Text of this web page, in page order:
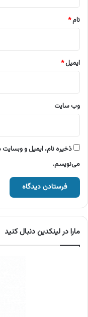
نام*
ایمیل*
وب‌ سایت
ذخیره نام، ایمیل و وبسایت
می‌نویسم.
مارا در لینکدین دنبال کنید